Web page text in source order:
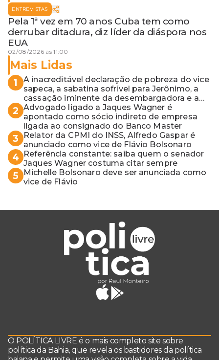
ENTREVISTAS
Pela 1ª vez em 70 anos Cuba tem como
derrubar ditadura, diz líder da diáspora nos
EUA
02/08/2026 às 11:00
Mais Lidas
1
A inacreditável declaração de pobreza do vice
sapeca, a sabatina sofrível para Jerônimo, a
cassação iminente da desembargadora e a
vaga do Quinto para o MP baiano
2 Advogado ligado a Jaques Wagner é
apontado como sócio indireto de empresa
ligada ao consignado do Banco Master
3
Relator da CPMI do INSS, Alfredo Gaspar é
anunciado como vice de Flávio Bolsonaro
4
Referência constante: saiba quem o senador
Jaques Wagner costuma citar sempre
5
Michelle Bolsonaro deve ser anunciada como
vice de Flávio
O POLÍTICA LIVRE é o mais completo site sobre
política da Bahia, que revela os bastidores da política